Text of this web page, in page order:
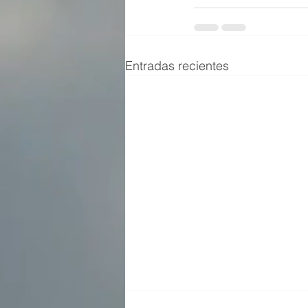
Entradas recientes